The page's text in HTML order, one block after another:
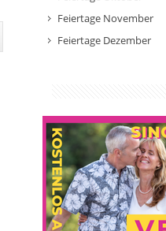
Feiertage November
Feiertage Dezember